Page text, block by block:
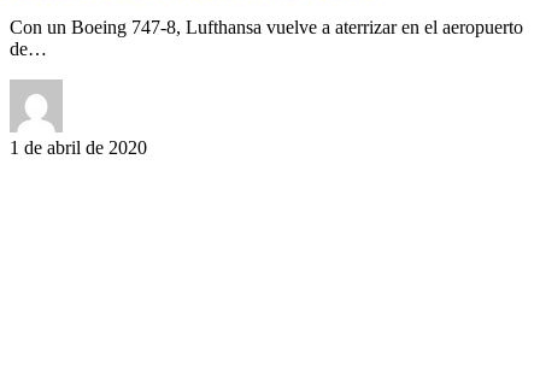
Con un Boeing 747-8, Lufthansa vuelve a aterrizar en el aeropuerto
de…
1 de abril de 2020